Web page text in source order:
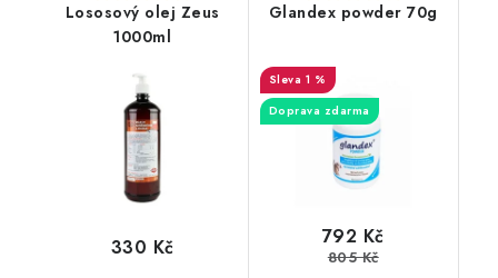
Lososový olej Zeus
1000ml
330 Kč
Glandex powder 70g
1 %
Doprava zdarma
792 Kč
805 Kč